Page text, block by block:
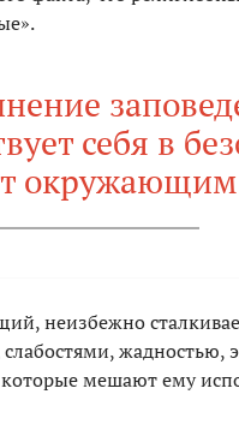
себя в
окружающим
неизбежно
жадностью,
мешают ему